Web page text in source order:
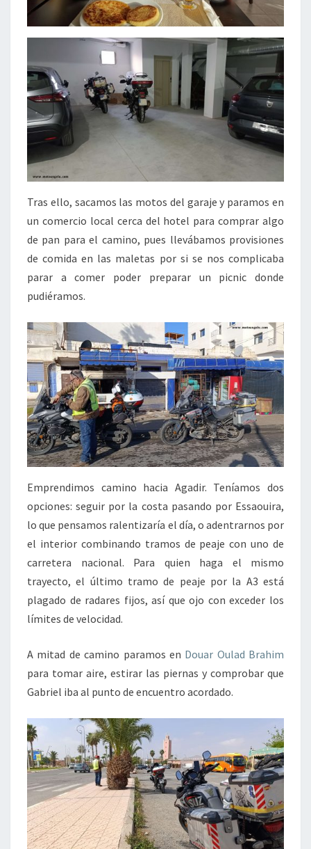
Tras ello, sacamos las motos del garaje y paramos en
un comercio local cerca del hotel para comprar algo
de pan para el camino, pues llevábamos provisiones
de comida en las maletas por si se nos complicaba
parar a comer poder preparar un picnic donde
pudiéramos.
Emprendimos camino hacia Agadir. Teníamos dos
opciones: seguir por la costa pasando por Essaouira,
lo que pensamos ralentizaría el día, o adentrarnos por
el interior combinando tramos de peaje con uno de
carretera nacional. Para quien haga el mismo
trayecto, el último tramo de peaje por la A3 está
plagado de radares fijos, así que ojo con exceder los
límites de velocidad.
A mitad de camino paramos en Douar Oulad Brahim
para tomar aire, estirar las piernas y comprobar que
Gabriel iba al punto de encuentro acordado.